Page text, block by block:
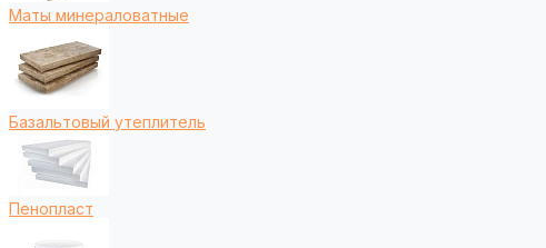
Маты минераловатные
Базальтовый утеплитель
Пенопласт